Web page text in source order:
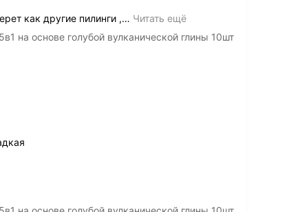
как другие пилинги ,… Читать ещё
на основе голубой вулканической глины 10шт